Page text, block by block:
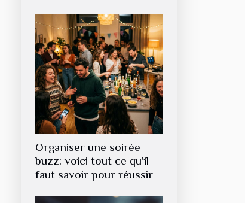
Organiser une soirée
buzz: voici tout ce qu'il
faut savoir pour réussir